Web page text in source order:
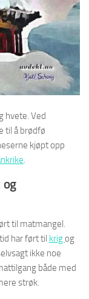
hvete. Ved
til å brødfø
kjøpt opp
.
og
til matmangel.
har ført til krigog
ikke noe
både med
strøk.